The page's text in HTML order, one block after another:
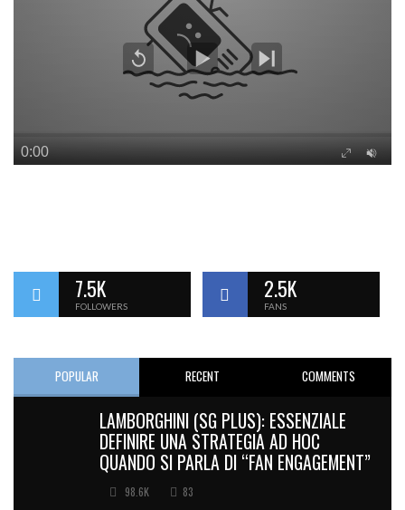
7.5K
FOLLOWERS
2.5K
FANS
POPULAR RECENT COMMENTS
LAMBORGHINI (SG PLUS): ESSENZIALE
DEFINIRE UNA STRATEGIA AD HOC
QUANDO SI PARLA DI “FAN ENGAGEMENT”
98.6K 83